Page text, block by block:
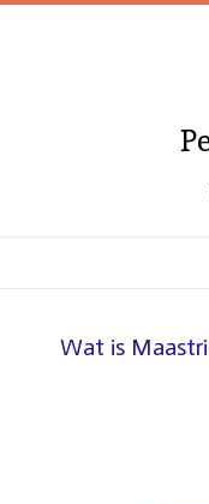
Spring
Wat is